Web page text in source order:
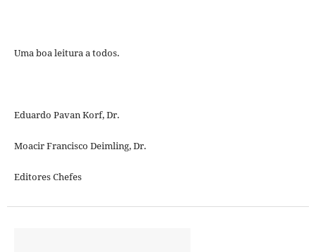
Uma boa leitura a todos.
Eduardo Pavan Korf, Dr.
Moacir Francisco Deimling, Dr.
Editores Chefes